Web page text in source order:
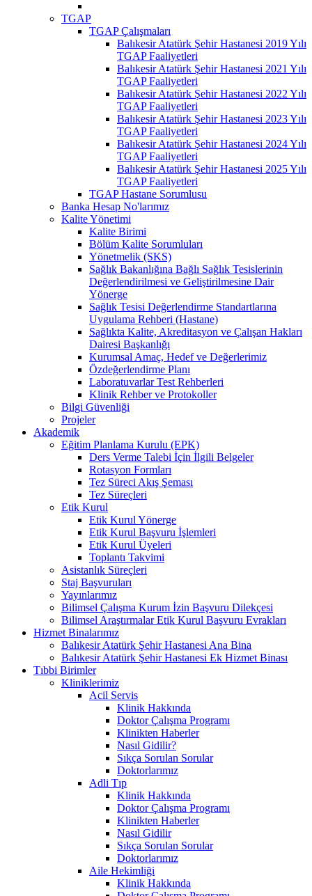
TGAP
TGAP Çalışmaları
Balıkesir Atatürk Şehir Hastanesi 2019 Yılı
TGAP Faaliyetleri
Balıkesir Atatürk Şehir Hastanesi 2021 Yılı
TGAP Faaliyetleri
Balıkesir Atatürk Şehir Hastanesi 2022 Yılı
TGAP Faaliyetleri
Balıkesir Atatürk Şehir Hastanesi 2023 Yılı
TGAP Faaliyetleri
Balıkesir Atatürk Şehir Hastanesi 2024 Yılı
TGAP Faaliyetleri
Balıkesir Atatürk Şehir Hastanesi 2025 Yılı
TGAP Faaliyetleri
TGAP Hastane Sorumlusu
Banka Hesap No'larımız
Kalite Yönetimi
Kalite Birimi
Bölüm Kalite Sorumluları
Yönetmelik (SKS)
Sağlık Bakanlığına Bağlı Sağlık Tesislerinin
Değerlendirilmesi ve Geliştirilmesine Dair
Yönerge
Sağlık Tesisi Değerlendirme Standartlarına
Uygulama Rehberi (Hastane)
Sağlıkta Kalite, Akreditasyon ve Çalışan Hakları
Dairesi Başkanlığı
Kurumsal Amaç, Hedef ve Değerlerimiz
Özdeğerlendirme Planı
Laboratuvarlar Test Rehberleri
Klinik Rehber ve Protokoller
Bilgi Güvenliği
Projeler
Akademik
Eğitim Planlama Kurulu (EPK)
Ders Verme Talebi İçin İlgili Belgeler
Rotasyon Formları
Tez Süreci Akış Şeması
Tez Süreçleri
Etik Kurul
Etik Kurul Yönerge
Etik Kurul Başvuru İşlemleri
Etik Kurul Üyeleri
Toplantı Takvimi
Asistanlık Süreçleri
Staj Başvuruları
Yayınlarımız
Bilimsel Çalışma Kurum İzin Başvuru Dilekçesi
Bilimsel Araştırmalar Etik Kurul Başvuru Evrakları
Hizmet Binalarımız
Balıkesir Atatürk Şehir Hastanesi Ana Bina
Balıkesir Atatürk Şehir Hastanesi Ek Hizmet Binası
Tıbbi Birimler
Kliniklerimiz
Acil Servis
Klinik Hakkında
Doktor Çalışma Programı
Klinikten Haberler
Nasıl Gidilir?
Sıkça Sorulan Sorular
Doktorlarımız
Adli Tıp
Klinik Hakkında
Doktor Çalışma Programı
Klinikten Haberler
Nasıl Gidilir
Sıkça Sorulan Sorular
Doktorlarımız
Aile Hekimliği
Klinik Hakkında